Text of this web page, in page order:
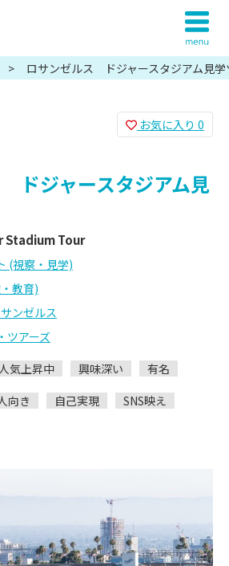
ロサンゼルス ドジャースタジアム見学
お気に入り 0
ドジャースタジアム見
Stadium Tour
(視察・見学)
教育)
ンゼルス
ツアーズ
人気上昇中 興味深い
有名
向き 自己実現
SNS映え